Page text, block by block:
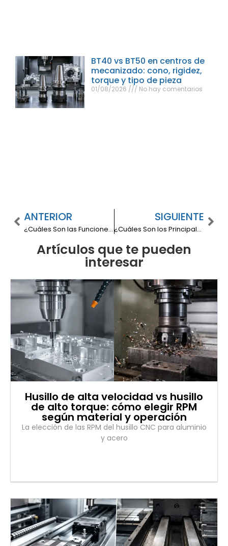
BT40 vs BT50 en centros de
mecanizado: cono, rigidez,
torque y tipo de pieza
01/08/2026 No hay comentarios
ANTERIOR
¿Cuáles Son las Funciones del Taladro Fresador? Usos y aplicaciones clave
SIGUIENTE
¿Cuáles Son los Principales Usos de la Robotica?
Artículos que te pueden
interesar
Husillo de alta velocidad vs husillo
de alto torque: cómo elegir RPM
según material y operación
La elección de las RPM del husillo CNC para aluminio
y acero